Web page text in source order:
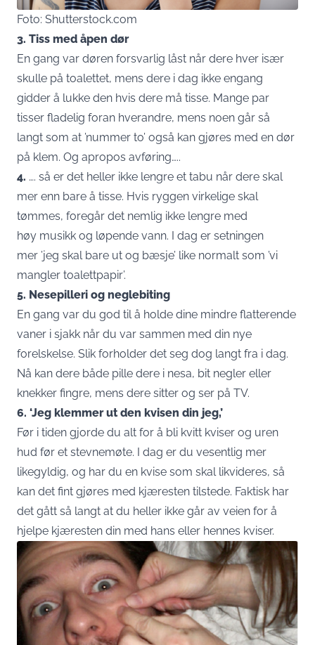
Foto: Shutterstock.com
3. Tiss med åpen dør
En gang var døren forsvarlig låst når dere hver især
skulle på toalettet, mens dere i dag ikke engang
gidder å lukke den hvis dere må tisse. Mange par
tisser fladelig foran hverandre, mens noen går så
langt som at ’nummer to’ også kan gjøres med en dør
på klem. Og apropos avføring…..
4. …. så er det heller ikke lengre et tabu når dere skal
mer enn bare å tisse. Hvis ryggen virkelige skal
tømmes, foregår det nemlig ikke lengre med
høy musikk og løpende vann. I dag er setningen
mer ’jeg skal bare ut og bæsje’ like normalt som ’vi
mangler toalettpapir’.
5. Nesepilleri og neglebiting
En gang var du god til å holde dine mindre flatterende
vaner i sjakk når du var sammen med din nye
forelskelse. Slik forholder det seg dog langt fra i dag.
Nå kan dere både pille dere i nesa, bit negler eller
knekker fingre, mens dere sitter og ser på TV.
6. ‘Jeg klemmer ut den kvisen din jeg,’
Før i tiden gjorde du alt for å bli kvitt kviser og uren
hud før et stevnemøte. I dag er du vesentlig mer
likegyldig, og har du en kvise som skal likvideres, så
kan det fint gjøres med kjæresten tilstede. Faktisk har
det gått så langt at du heller ikke går av veien for å
hjelpe kjæresten din med hans eller hennes kviser.